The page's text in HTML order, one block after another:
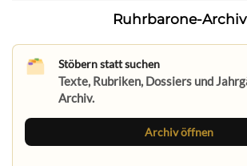
Ruhrbarone-Archiv
Stöbern statt suchen
Texte, Rubriken, Dossiers und
Archiv.
Archiv öffnen